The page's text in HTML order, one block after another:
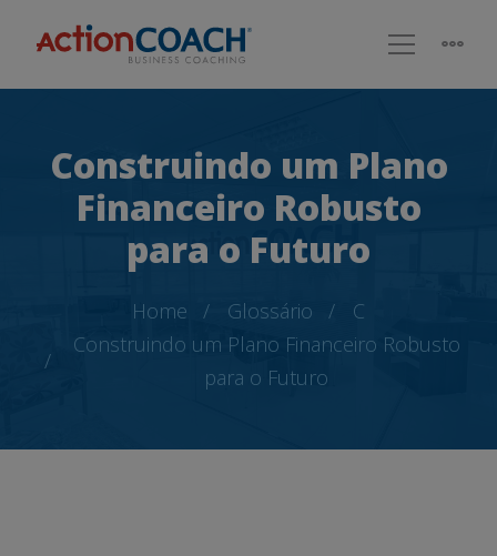
Construindo um Plano
Financeiro Robusto
para o Futuro
Home Glossário
C
Construindo um Plano Financeiro Robusto
para o Futuro